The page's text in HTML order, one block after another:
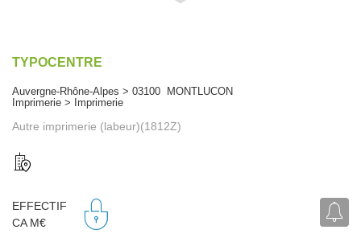
TYPOCENTRE
Auvergne-Rhône-Alpes > 03100 MONTLUCON
Imprimerie > Imprimerie
Autre imprimerie (labeur)(1812Z)
EFFECTIF
CA M€